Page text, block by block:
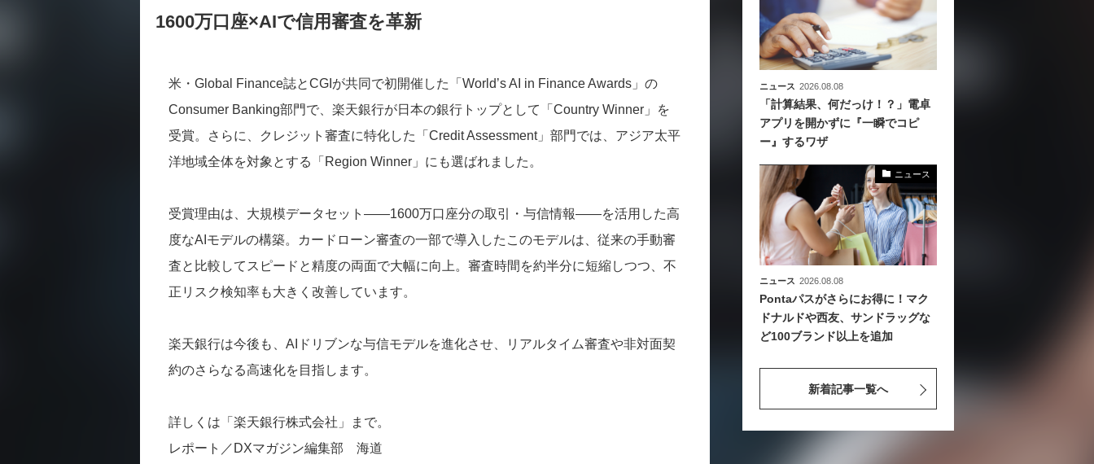
1600万口座×AIで信用審査を革新
米・Global Finance誌とCGIが共同で初開催した「World’s AI in Finance Awards」の
Consumer Banking部門で、楽天銀行が日本の銀行トップとして「Country Winner」を
受賞。さらに、クレジット審査に特化した「Credit Assessment」部門では、アジア太平
洋地域全体を対象とする「Region Winner」にも選ばれました。
受賞理由は、大規模データセット――1600万口座分の取引・与信情報――を活用した高
度なAIモデルの構築。カードローン審査の一部で導入したこのモデルは、従来の手動審
査と比較してスピードと精度の両面で大幅に向上。審査時間を約半分に短縮しつつ、不
正リスク検知率も大きく改善しています。
楽天銀行は今後も、AIドリブンな与信モデルを進化させ、リアルタイム審査や非対面契
約のさらなる高速化を目指します。
詳しくは「楽天銀行株式会社」まで。
レポート／DXマガジン編集部 海道
ニュース 2026.08.08
「計算結果、何だっけ！？」電卓
アプリを開かずに『一瞬でコピ
ー』するワザ
ニュース
ニュース 2026.08.08
Pontaパスがさらにお得に！マク
ドナルドや西友、サンドラッグな
ど100ブランド以上を追加
新着記事一覧へ